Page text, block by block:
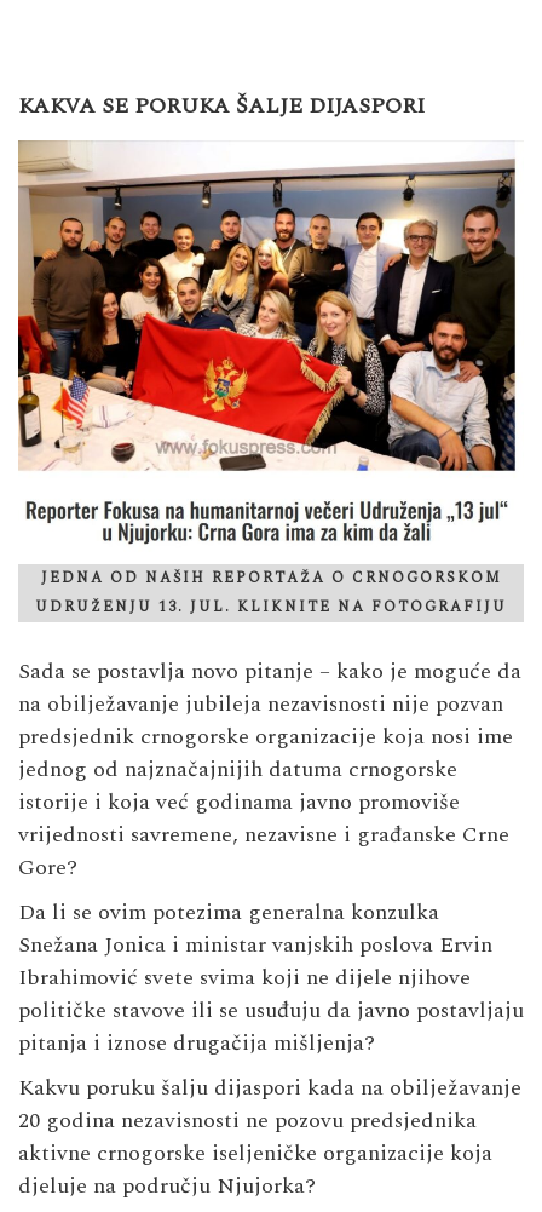
KAKVA SE PORUKA ŠALJE DIJASPORI
JEDNA OD NAŠIH REPORTAŽA O CRNOGORSKOM
UDRUŽENJU 13. JUL. KLIKNITE NA FOTOGRAFIJU
Sada se postavlja novo pitanje – kako je moguće da
na obilježavanje jubileja nezavisnosti nije pozvan
predsjednik crnogorske organizacije koja nosi ime
jednog od najznačajnijih datuma crnogorske
istorije i koja već godinama javno promoviše
vrijednosti savremene, nezavisne i građanske Crne
Gore?
Da li se ovim potezima generalna konzulka
Snežana Jonica i ministar vanjskih poslova Ervin
Ibrahimović svete svima koji ne dijele njihove
političke stavove ili se usuđuju da javno postavljaju
pitanja i iznose drugačija mišljenja?
Kakvu poruku šalju dijaspori kada na obilježavanje
20 godina nezavisnosti ne pozovu predsjednika
aktivne crnogorske iseljeničke organizacije koja
djeluje na području Njujorka?